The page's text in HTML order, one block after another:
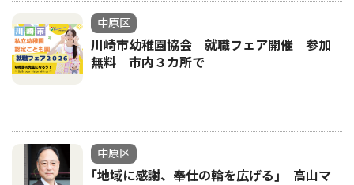
中原区
川崎市幼稚園協会 就職フェア開催 参加
無料 市内３カ所で
中原区
｢地域に感謝、奉仕の輪を広げる｣ 高山マ